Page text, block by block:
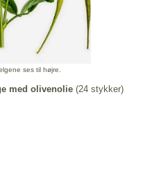
ses til højre.
med olivenolie (24 stykker)